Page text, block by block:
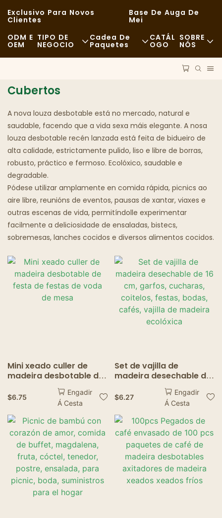
Exclusivo Para Novos
Clientes
Base De Auga De
Mei
ODM E
OEM
TIPO DE
NEGOCIO
Informal
Ceas De Alta Cociña
Cafeterías E Cafeterías
Camións De Comida
Panadería
Culler Graxenta
Cadea De
Paquetes
Proceso
Tecnoloxía
CATÁL
OGO
SOBRE
NÓS
Noticias
Casos
FAQS
Cubertos
A nova louza desbotable está no mercado, natural e
saudable, facendo que a vida sexa máis elegante. A nosa
louza desbotable recén lanzada está feita de bidueiro de
alta calidade, estrictamente pulido, liso e libre de borras,
robusto, práctico e fermoso. Ecolóxico, saudable e
degradable.
Pódese utilizar amplamente en comida rápida, picnics ao
aire libre, reunións de eventos, pausas de xantar, viaxes e
outras escenas de vida, permitíndolle experimentar
facilmente a deliciosidade de ensaladas, bistecs,
sobremesas, lanches cocidos e diversos alimentos cocidos.
Mini xeado culler de
madeira desbotable de
festa de festas de voda
de mesa
$6.75
Engadir
Á Cesta
Set de vajilla de
madeira desechable de
16 cm, garfos, cucharas,
coitelos, festas, bodas,
cafés, vajilla de madeira
ecolóxica
$6.27
Engadir
Á Cesta